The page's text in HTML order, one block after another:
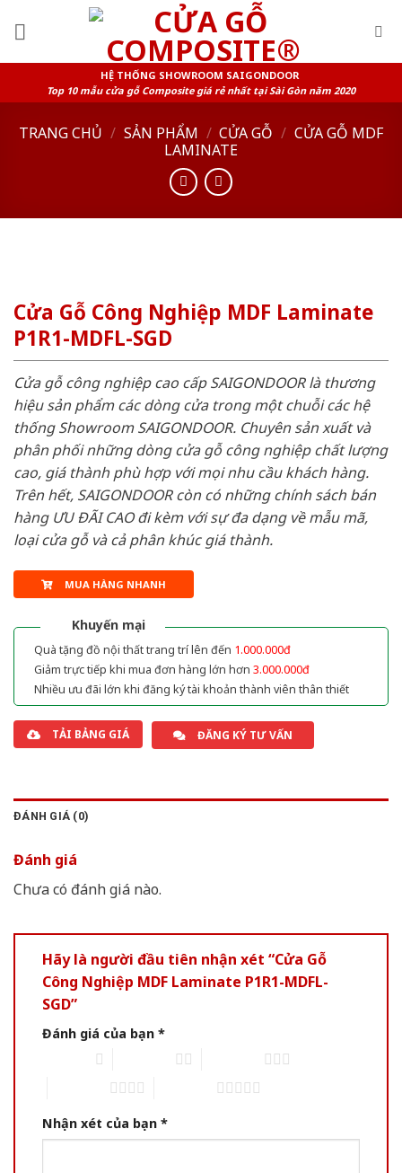
HỆ THỐNG SHOWROOM SAIGONDOOR
Top 10 mẫu cửa gỗ Composite giá rẻ nhất tại Sài Gòn năm 2020
TRANG CHỦ / SẢN PHẨM / CỬA GỖ / CỬA GỖ MDF
LAMINATE
Cửa Gỗ Công Nghiệp MDF Laminate
P1R1-MDFL-SGD
Cửa gỗ công nghiệp cao cấp SAIGONDOOR là thương
hiệu sản phẩm các dòng cửa trong một chuỗi các hệ
thống Showroom SAIGONDOOR. Chuyên sản xuất và
phân phối những dòng cửa gỗ công nghiệp chất lượng
cao, giá thành phù hợp với mọi nhu cầu khách hàng.
Trên hết, SAIGONDOOR còn có những chính sách bán
hàng ƯU ĐÃI CAO đi kèm với sự đa dạng về mẫu mã,
loại cửa gỗ và cả phân khúc giá thành.
MUA HÀNG NHANH
Khuyến mại
Quà tặng đồ nội thất trang trí lên đến 1.000.000đ
Giảm trực tiếp khi mua đơn hàng lớn hơn 3.000.000đ
Nhiều ưu đãi lớn khi đăng ký tài khoản thành viên thân thiết
TẢI BẢNG GIÁ ĐĂNG KÝ TƯ VẤN
ĐÁNH GIÁ (0)
Đánh giá
Chưa có đánh giá nào.
Hãy là người đầu tiên nhận xét “Cửa Gỗ
Công Nghiệp MDF Laminate P1R1-MDFL-
SGD”
Đánh giá của bạn *
Nhận xét của bạn *